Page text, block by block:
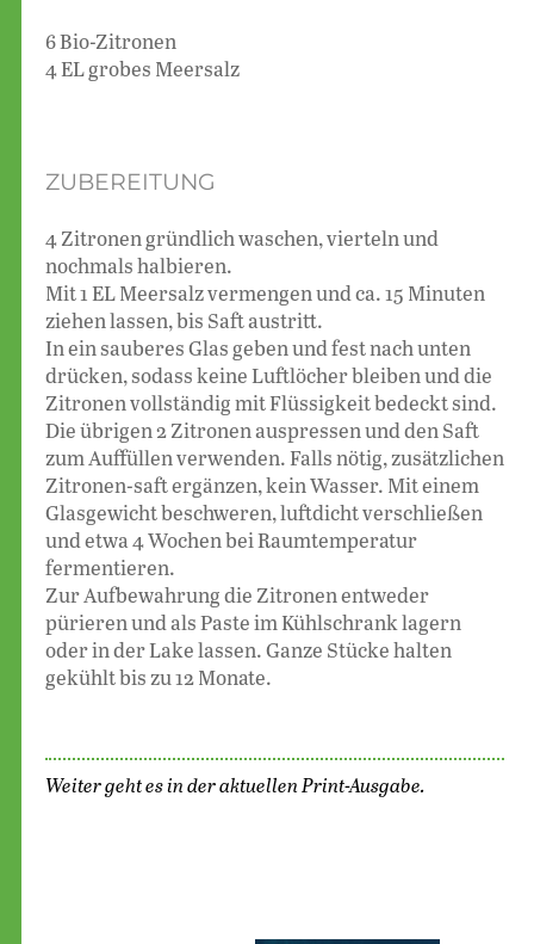
6 Bio-Zitronen
4 EL grobes Meersalz
ZUBEREITUNG
4 Zitronen gründlich waschen, vierteln und
nochmals halbieren.
Mit 1 EL Meersalz vermengen und ca. 15 Minuten
ziehen lassen, bis Saft austritt.
In ein sauberes Glas geben und fest nach unten
drücken, sodass keine Luftlöcher bleiben und die
Zitronen vollständig mit Flüssigkeit bedeckt sind.
Die übrigen 2 Zitronen auspressen und den Saft
zum Auffüllen verwenden. Falls nötig, zusätzlichen
Zitronen-saft ergänzen, kein Wasser. Mit einem
Glasgewicht beschweren, luftdicht verschließen
und etwa 4 Wochen bei Raumtemperatur
fermentieren.
Zur Aufbewahrung die Zitronen entweder
pürieren und als Paste im Kühlschrank lagern
oder in der Lake lassen. Ganze Stücke halten
gekühlt bis zu 12 Monate.
Weiter geht es in der aktuellen Print-Ausgabe.